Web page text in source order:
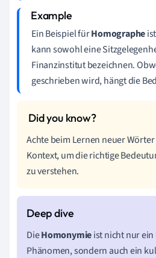
Ein Beispiel fürHomographe
kann sowohl eine
Finanzinstitut bezeichnen.
geschrieben wird, hängt die
Achte beim Lernen neuer
Kontext, um die richtige
zu verstehen.
DieHomonymieist nicht nur
Phänomen, sondern auch ein